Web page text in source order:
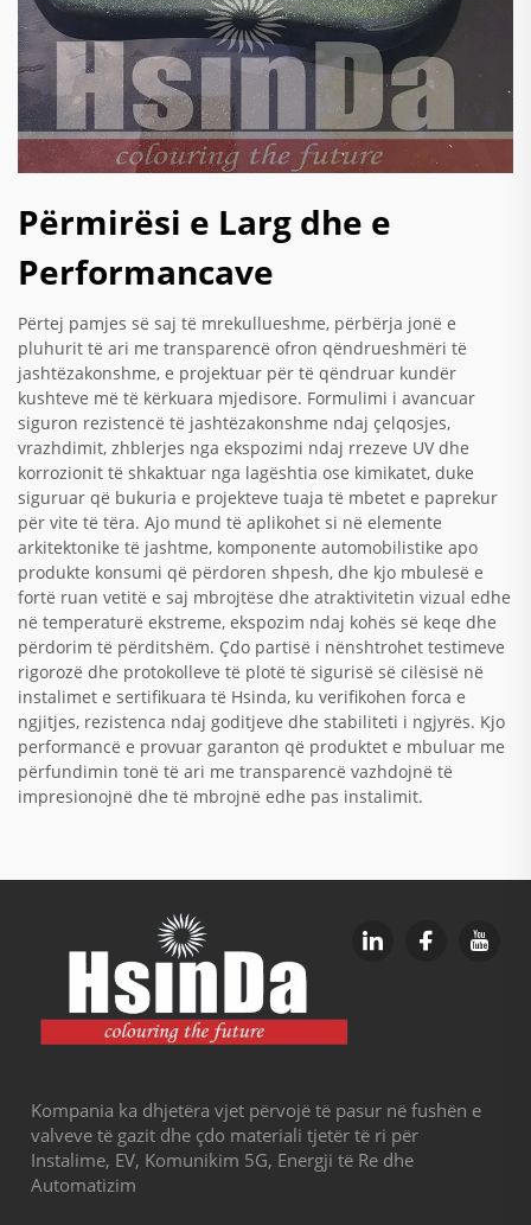
Përmirësi e Larg dhe e
Performancave
Përtej pamjes së saj të mrekullueshme, përbërja jonë e
pluhurit të ari me transparencë ofron qëndrueshmëri të
jashtëzakonshme, e projektuar për të qëndruar kundër
kushteve më të kërkuara mjedisore. Formulimi i avancuar
siguron rezistencë të jashtëzakonshme ndaj çelqosjes,
vrazhdimit, zhblerjes nga ekspozimi ndaj rrezeve UV dhe
korrozionit të shkaktuar nga lagështia ose kimikatet, duke
siguruar që bukuria e projekteve tuaja të mbetet e paprekur
për vite të tëra. Ajo mund të aplikohet si në elemente
arkitektonike të jashtme, komponente automobilistike apo
produkte konsumi që përdoren shpesh, dhe kjo mbulesë e
fortë ruan vetitë e saj mbrojtëse dhe atraktivitetin vizual edhe
në temperaturë ekstreme, ekspozim ndaj kohës së keqe dhe
përdorim të përditshëm. Çdo partisë i nënshtrohet testimeve
rigorozë dhe protokolleve të plotë të sigurisë së cilësisë në
instalimet e sertifikuara të Hsinda, ku verifikohen forca e
ngjitjes, rezistenca ndaj goditjeve dhe stabiliteti i ngjyrës. Kjo
performancë e provuar garanton që produktet e mbuluar me
përfundimin tonë të ari me transparencë vazhdojnë të
impresionojnë dhe të mbrojnë edhe pas instalimit.
Kompania ka dhjetëra vjet përvojë të pasur në fushën e
valveve të gazit dhe çdo materiali tjetër të ri për
Instalime, EV, Komunikim 5G, Energji të Re dhe
Automatizim